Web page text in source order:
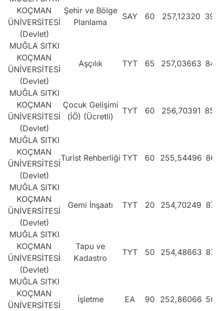
KOÇMAN
ÜNİVERSİTESİ
(Devlet)
Şehir ve Bölge
Planlama
SAY 60 257,12320
MUĞLA SITKI
KOÇMAN
ÜNİVERSİTESİ
(Devlet)
Aşçılık TYT 65 257,03663
MUĞLA SITKI
KOÇMAN
ÜNİVERSİTESİ
(Devlet)
Çocuk Gelişimi
(İÖ) (Ücretli)
TYT 60 256,70391
MUĞLA SITKI
KOÇMAN
ÜNİVERSİTESİ
(Devlet)
Turist Rehberliği TYT 60 255,54496
MUĞLA SITKI
KOÇMAN
ÜNİVERSİTESİ
(Devlet)
Gemi İnşaatı TYT 20 254,70249
MUĞLA SITKI
KOÇMAN
ÜNİVERSİTESİ
(Devlet)
Tapu ve
Kadastro
TYT 50 254,48663
MUĞLA SITKI
KOÇMAN
ÜNİVERSİTESİ
İşletme EA 90 252,86066